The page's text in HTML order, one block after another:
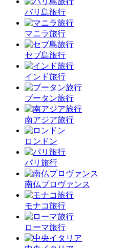
バリ島旅行
マニラ旅行
セブ島旅行
インド旅行
ブータン旅行
南アジア旅行
ロンドン
パリ旅行
南仏プロヴァンス
モナコ旅行
ローマ旅行